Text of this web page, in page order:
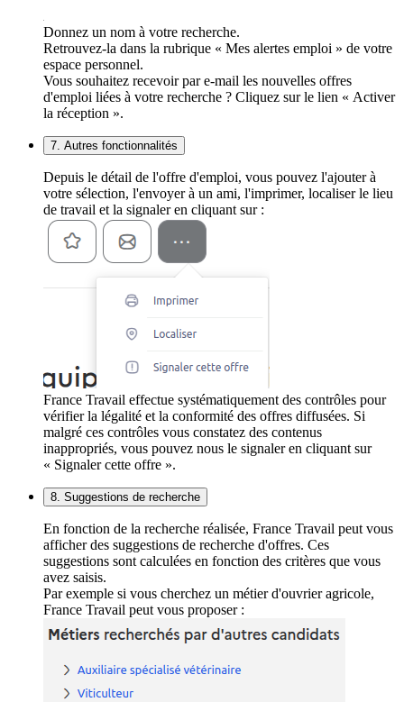
Donnez un nom à votre recherche.
Retrouvez-la dans la rubrique « Mes alertes emploi » de votre
espace personnel.
Vous souhaitez recevoir par e-mail les nouvelles offres
d'emploi liées à votre recherche ? Cliquez sur le lien « Activer
la réception ».
7. Autres fonctionnalités
Depuis le détail de l'offre d'emploi, vous pouvez l'ajouter à
votre sélection, l'envoyer à un ami, l'imprimer, localiser le lieu
de travail et la signaler en cliquant sur :
France Travail effectue systématiquement des contrôles pour
vérifier la légalité et la conformité des offres diffusées. Si
malgré ces contrôles vous constatez des contenus
inappropriés, vous pouvez nous le signaler en cliquant sur
« Signaler cette offre ».
8. Suggestions de recherche
En fonction de la recherche réalisée, France Travail peut vous
afficher des suggestions de recherche d'offres. Ces
suggestions sont calculées en fonction des critères que vous
avez saisis.
Par exemple si vous cherchez un métier d'ouvrier agricole,
France Travail peut vous proposer :